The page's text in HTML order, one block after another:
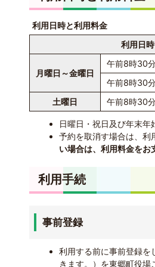
利用日時と利用料金
利用日時
月曜日～金曜日
午前8時30
午前8時30
土曜日
午前8時30
日曜日・祝日及び年末
予約を取消す場合は、
い場合は、利用料金をお
利用手続
事前登録
利用する前に事前登録を
きます。）を東郷町役